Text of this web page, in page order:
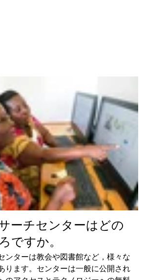
ーチセンターはどの
ですか。
ンターは教会や図書館など，様々な
ります。センターは一般に公開され